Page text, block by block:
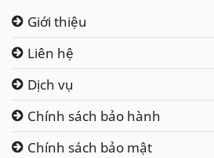
Giới thiệu
Liên hệ
Dịch vụ
Chính sách bảo hành
Chính sách bảo mật